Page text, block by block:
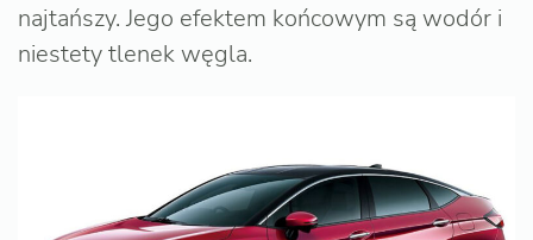
najtańszy. Jego efektem końcowym są wodór i
niestety tlenek węgla.